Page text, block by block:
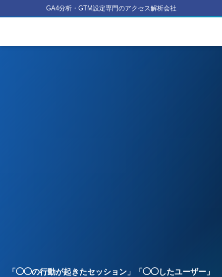
GA4分析・GTM設定専門のアクセス解析会社
「◯◯の行動が起きたセッション」「◯◯したユーザー」